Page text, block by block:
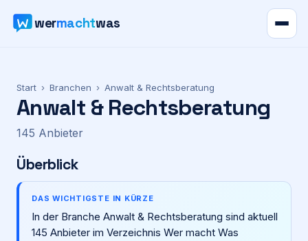
wermachtwas
Karte
Ratgeber
Werbung
Start › Branchen › Anwalt & Rechtsberatung
Anwalt & Rechtsberatung
145 Anbieter
Überblick
DAS WICHTIGSTE IN KÜRZE
In der Branche Anwalt & Rechtsberatung sind aktuell
145 Anbieter im Verzeichnis Wer macht Was